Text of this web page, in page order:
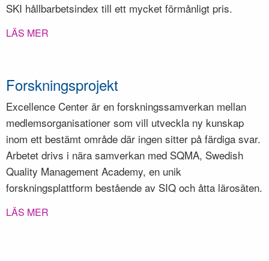
SKI hållbarbetsindex till ett mycket förmånligt pris.
LÄS MER
Forskningsprojekt
Excellence Center är en forskningssamverkan mellan
medlemsorganisationer som vill utveckla ny kunskap
inom ett bestämt område där ingen sitter på färdiga svar.
Arbetet drivs i nära samverkan med SQMA, Swedish
Quality Management Academy, en unik
forskningsplattform bestående av SIQ och åtta lärosäten.
LÄS MER